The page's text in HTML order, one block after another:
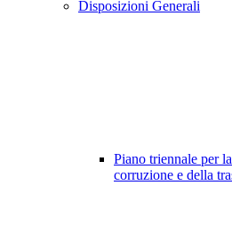
Disposizioni Generali
Piano triennale per
corruzione e della